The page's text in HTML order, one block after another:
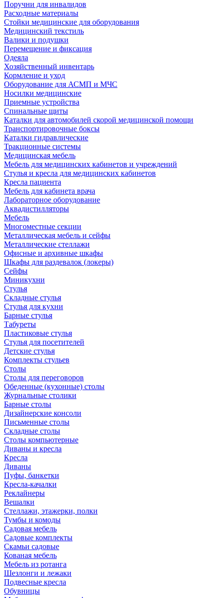
Поручни для инвалидов
Расходные материалы
Стойки медицинские для оборудования
Медицинский текстиль
Валики и подушки
Перемещение и фиксация
Одеяла
Хозяйственный инвентарь
Кормление и уход
Оборудование для АСМП и МЧС
Носилки медицинские
Приемные устройства
Спинальные щиты
Каталки для автомобилей скорой медицинской помощи
Транспортировочные боксы
Каталки гидравлические
Тракционные системы
Медицинская мебель
Мебель для медицинских кабинетов и учреждений
Стулья и кресла для медицинских кабинетов
Кресла пациента
Мебель для кабинета врача
Лабораторное оборудование
Аквадистилляторы
Мебель
Многоместные секции
Металлическая мебель и сейфы
Металлические стеллажи
Офисные и архивные шкафы
Шкафы для раздевалок (локеры)
Сейфы
Миникухни
Стулья
Складные стулья
Стулья для кухни
Барные стулья
Табуреты
Пластиковые стулья
Стулья для посетителей
Детские стулья
Комплекты стульев
Столы
Столы для переговоров
Обеденные (кухонные) столы
Журнальные столики
Барные столы
Дизайнерские консоли
Письменные столы
Складные столы
Столы компьютерные
Диваны и кресла
Кресла
Диваны
Пуфы, банкетки
Кресла-качалки
Реклайнеры
Вешалки
Стеллажи, этажерки, полки
Тумбы и комоды
Садовая мебель
Садовые комплекты
Скамьи садовые
Кованая мебель
Мебель из ротанга
Шезлонги и лежаки
Подвесные кресла
Обувницы